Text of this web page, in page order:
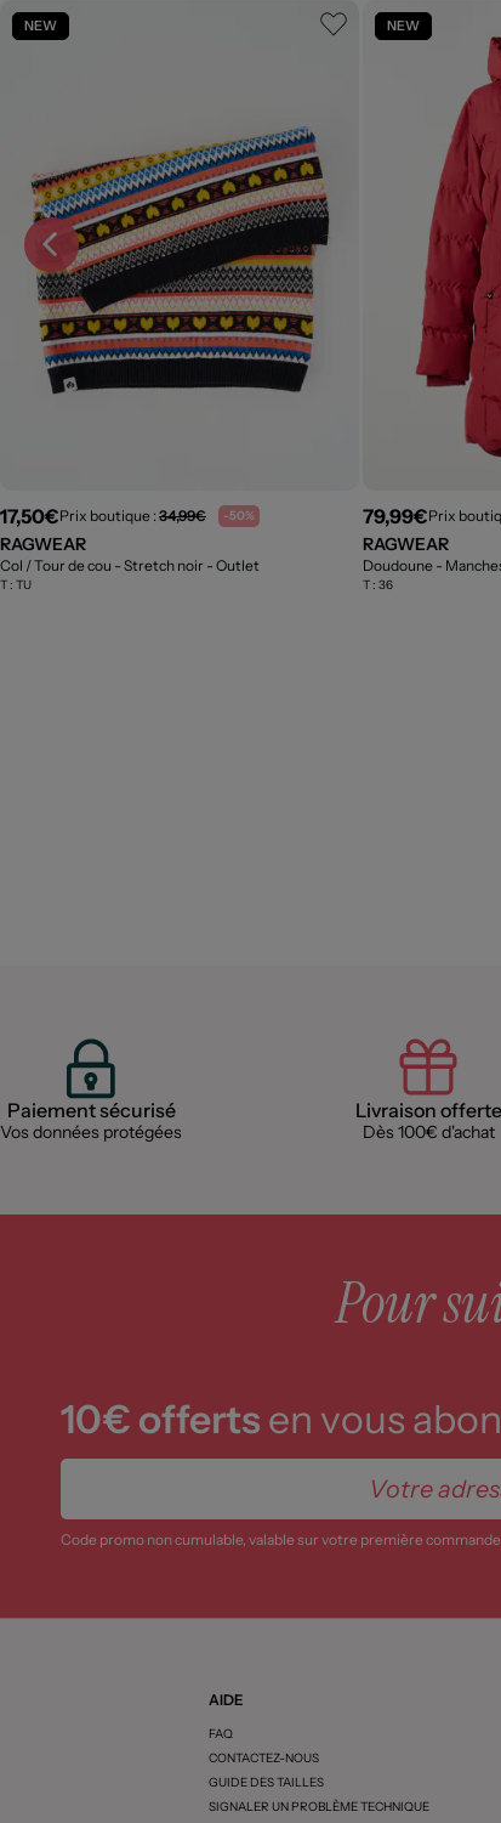
NEW
17,50€Prix boutique : 34,99€ -50%
RAGWEAR
Col / Tour de cou - Stretch noir - Outlet
T : TU
NEW
79,99€Prix
RAGWEAR
Doudoune -
T : 36
Paiement sécurisé
Vos données protégées
Livraison offerte
Dès 100€ d'achat
Pour
10€ offerts en vous
Code promo non cumulable, valable sur votre première
AIDE
FAQ
CONTACTEZ-NOUS
GUIDE DES TAILLES
SIGNALER UN PROBLÈME TECHNIQUE